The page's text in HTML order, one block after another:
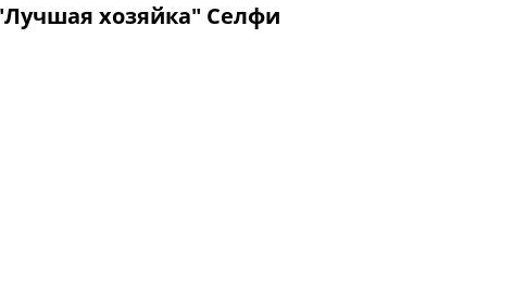
хозяйка" Селфи